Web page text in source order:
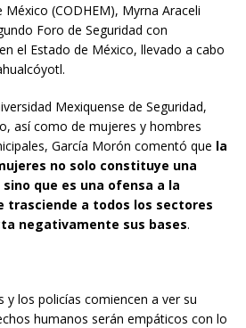
(CODHEM), Myrna Araceli
Foro de Seguridad con
el Estado de México, llevado a cabo
Mexiquense de Seguridad,
así como de mujeres y hombres
García Morón comentó que la
no solo constituye una
que es una ofensa a la
trasciende a todos los sectores
negativamente sus bases.
y los policías comiencen a ver su
humanos serán empáticos con lo